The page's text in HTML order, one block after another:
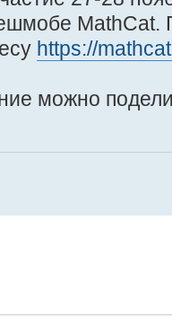
https://
можно